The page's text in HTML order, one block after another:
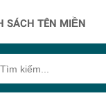
SÁCH TÊN MIỀN